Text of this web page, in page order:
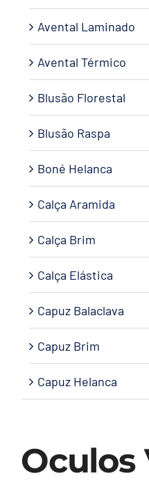
Oculos
Avental Laminado
Avental Térmico
Blusão Florestal
Blusão Raspa
Boné Helanca
Calça Aramida
Calça Brim
Calça Elástica
Capuz Balaclava
Capuz Brim
Capuz Helanca